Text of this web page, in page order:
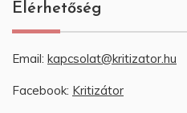
Elérhetőség
Email: kapcsolat@kritizator.hu
Facebook: Kritizátor